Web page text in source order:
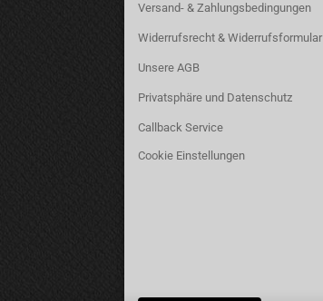
Versand- & Zahlungsbedingungen
Widerrufsrecht & Widerrufsformular
Unsere AGB
Privatsphäre und Datenschutz
Callback Service
Cookie Einstellungen